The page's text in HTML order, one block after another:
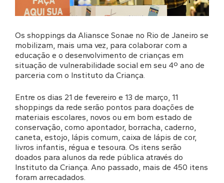
Os shoppings da Aliansce Sonae no Rio de Janeiro se
mobilizam, mais uma vez, para colaborar com a
educação e o desenvolvimento de crianças em
situação de vulnerabilidade social em seu 4º ano de
parceria com o Instituto da Criança.
Entre os dias 21 de fevereiro e 13 de março, 11
shoppings da rede serão pontos para doações de
materiais escolares, novos ou em bom estado de
conservação, como apontador, borracha, caderno,
caneta, estojo, lápis comum, caixa de lápis de cor,
livros infantis, régua e tesoura. Os itens serão
doados para alunos da rede pública através do
Instituto da Criança. Ano passado, mais de 450 itens
foram arrecadados.